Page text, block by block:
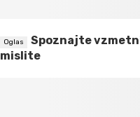
Spoznajte
mislite